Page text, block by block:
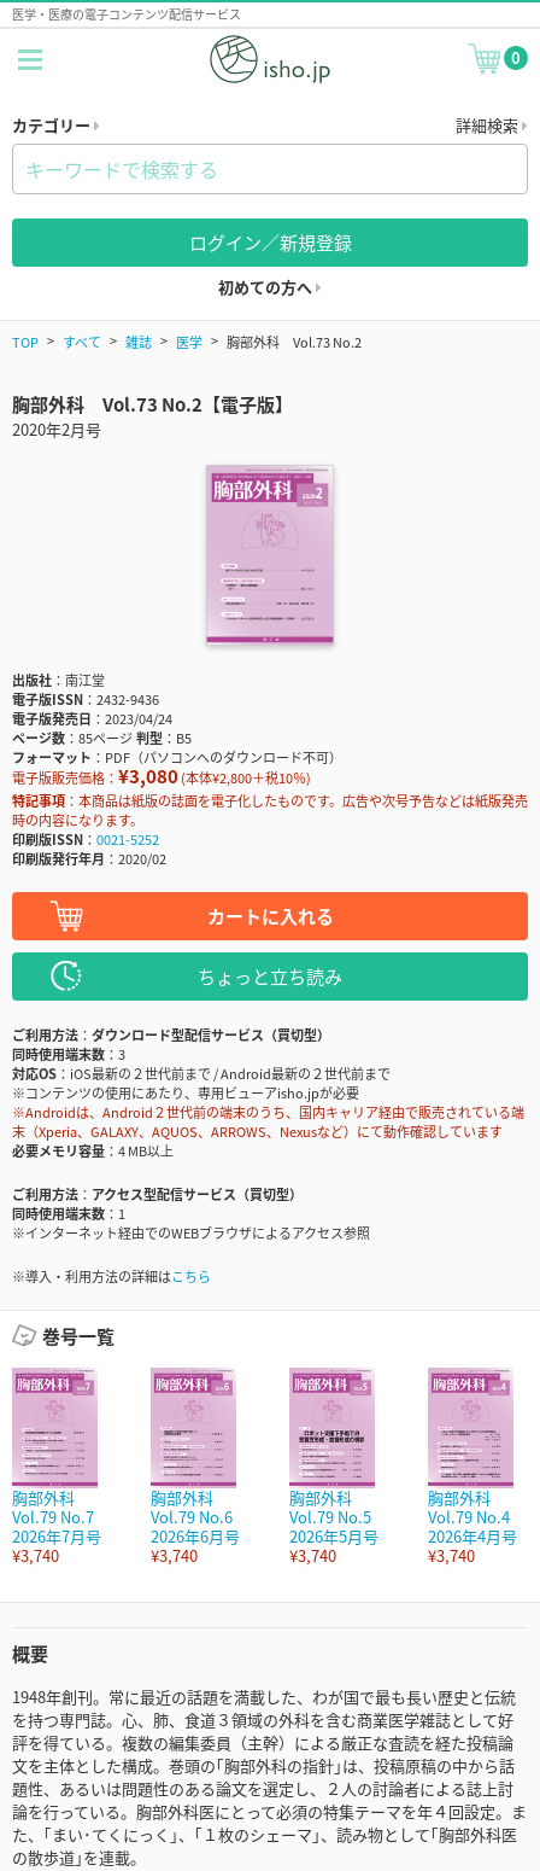
医学・医療の電子コンテンツ配信サービス
0
カテゴリー 詳細検索
ログイン／新規登録
初めての方へ
TOP すべて 雑誌 医学 胸部外科 Vol.73 No.2
胸部外科 Vol.73 No.2【電子版】
2020年2月号
出版社
南江堂
電子版ISSN
2432-9436
電子版発売日
2023/04/24
ページ数
85ページ判型
B5
フォーマット
PDF（パソコンへのダウンロード不可）
電子版販売価格： ¥3,080(本体¥2,800＋税10％)
特記事項
本商品は紙版の誌面を電子化したものです。広告や次号予告などは紙版発売
時の内容になります。
印刷版ISSN
0021-5252
印刷版発行年月
2020/02
カートに入れる
ちょっと立ち読み
ご利用方法
ダウンロード型配信サービス（買切型）
同時使用端末数
3
対応OS
iOS最新の２世代前まで / Android最新の２世代前まで
※コンテンツの使用にあたり、専用ビューアisho.jpが必要
※Androidは、Android２世代前の端末のうち、国内キャリア経由で販売されている端
末（Xperia、GALAXY、AQUOS、ARROWS、Nexusなど）にて動作確認しています
必要メモリ容量
4 MB以上
ご利用方法
アクセス型配信サービス（買切型）
同時使用端末数
1
※インターネット経由でのWEBブラウザによるアクセス参照
※導入・利用方法の詳細はこちら
巻号一覧
胸部外科
Vol.79 No.7
2026年7月号
¥3,740
胸部外科
Vol.79 No.6
2026年6月号
¥3,740
胸部外科
Vol.79 No.5
2026年5月号
¥3,740
胸部外科
Vol.79 No.4
2026年4月号
¥3,740
概要
1948年創刊。常に最近の話題を満載した、わが国で最も長い歴史と伝統
を持つ専門誌。心、肺、食道３領域の外科を含む商業医学雑誌として好
評を得ている。複数の編集委員（主幹）による厳正な査読を経た投稿論
文を主体とした構成。巻頭の｢胸部外科の指針｣は、投稿原稿の中から話
題性、あるいは問題性のある論文を選定し、２人の討論者による誌上討
論を行っている。胸部外科医にとって必須の特集テーマを年４回設定。ま
た、｢まい･てくにっく｣、｢１枚のシェーマ｣、読み物として｢胸部外科医
の散歩道｣を連載。